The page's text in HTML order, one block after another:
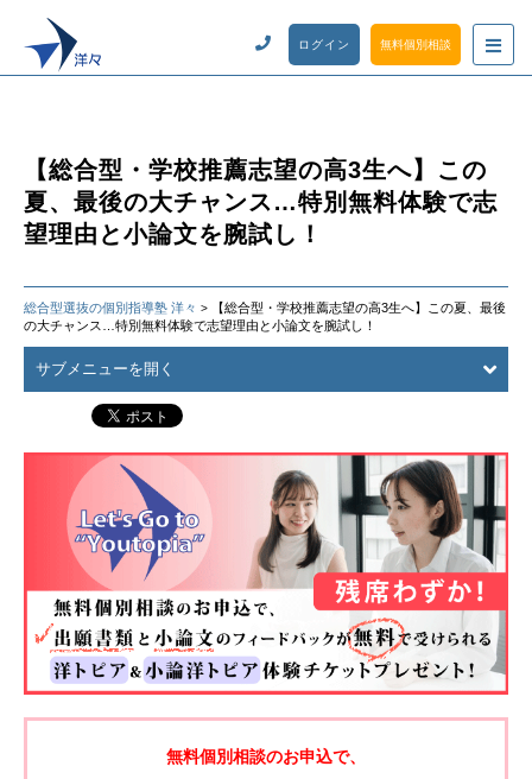
ログイン 無料個別相談
【総合型・学校推薦志望の高3生へ】この
夏、最後の大チャンス…特別無料体験で志
望理由と小論文を腕試し！
総合型選抜の個別指導塾 洋々 >
【総合型・学校推薦志望の高3生へ】この夏、最後
の大チャンス…特別無料体験で志望理由と小論文を腕試し！
サブメニューを開く
無料個別相談のお申込で、